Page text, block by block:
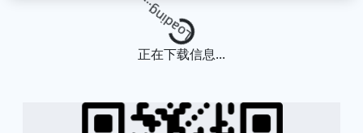
Loading...
正在下载信息...